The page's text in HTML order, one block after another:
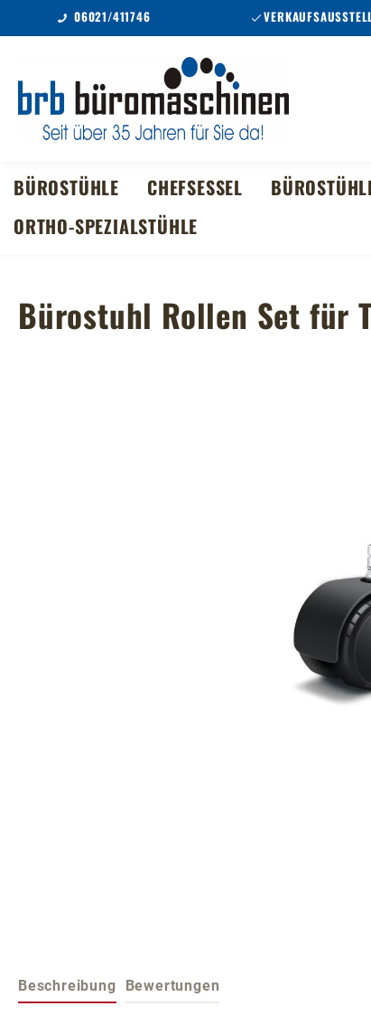
Hauptinhalt springen
Zur Suche springen
Zur Hauptnavigation springen
06021/411746
BÜROSTÜHLE CHEFSESSEL
ORTHO-SPEZIALSTÜHLE
Bürostuhl Rollen Set für
Beschreibung Bewertungen